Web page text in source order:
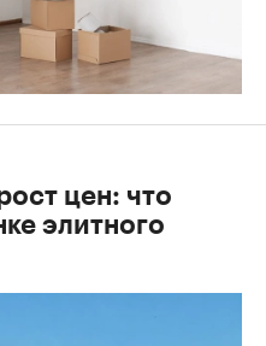
цен: что
элитного